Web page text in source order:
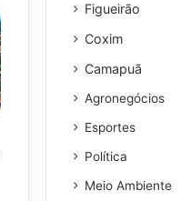
Figueirão
Coxim
Camapuã
Agronegócios
Esportes
Política
Meio Ambiente